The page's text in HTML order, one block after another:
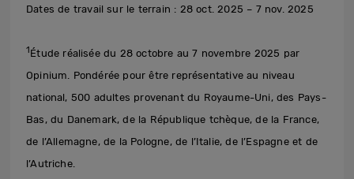
Dates de travail sur le terrain : 28 oct. 2025 – 7 nov. 2025
1Étude réalisée du 28 octobre au 7 novembre 2025 par
Opinium. Pondérée pour être représentative au niveau
national, 500 adultes provenant du Royaume-Uni, des Pays-
Bas, du Danemark, de la République tchèque, de la France,
de l’Allemagne, de la Pologne, de l’Italie, de l’Espagne et de
l’Autriche.